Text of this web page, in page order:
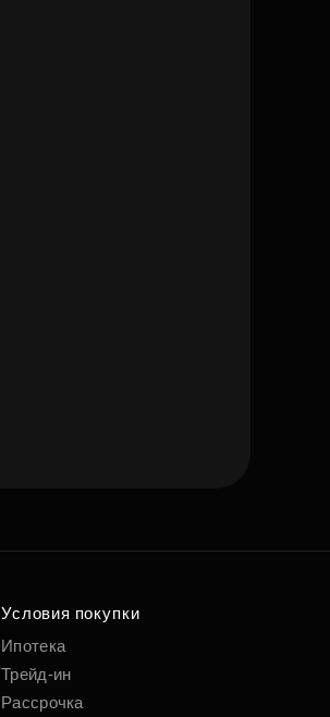
Условия покупки
Ипотека
Трейд-ин
Рассрочка